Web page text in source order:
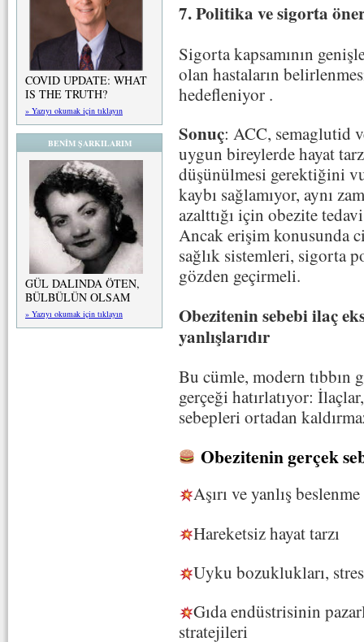
COVID UPDATE: WHAT
IS THE TRUTH?
» Yazıyı okumak için tıklayın
BENİM ŞARKILARIM
GÜL DALINDA ÖTEN,
BÜLBÜLÜN OLSAM
» Yazıyı okumak için tıklayın
7. Politika ve sigorta
Sigorta kapsamının
olan hastaların
hedefleniyor .
Sonuç: ACC, semaglutid
uygun bireylerde hayat
düşünülmesi gerektiğini
kaybı sağlamıyor, aynı
azalttığı için obezite
Ancak erişim konusunda
sağlık sistemleri, sigorta
gözden geçirmeli.
Obezitenin sebebi ilaç
yanlışlarıdır
Bu cümle, modern tıbbın
gerçeği hatırlatıyor:
sebepleri ortadan
Obezitenin gerçek
Aşırı ve yanlış
Hareketsiz hayat tarzı
Uyku bozuklukları,
Gıda endüstrisinin
stratejileri